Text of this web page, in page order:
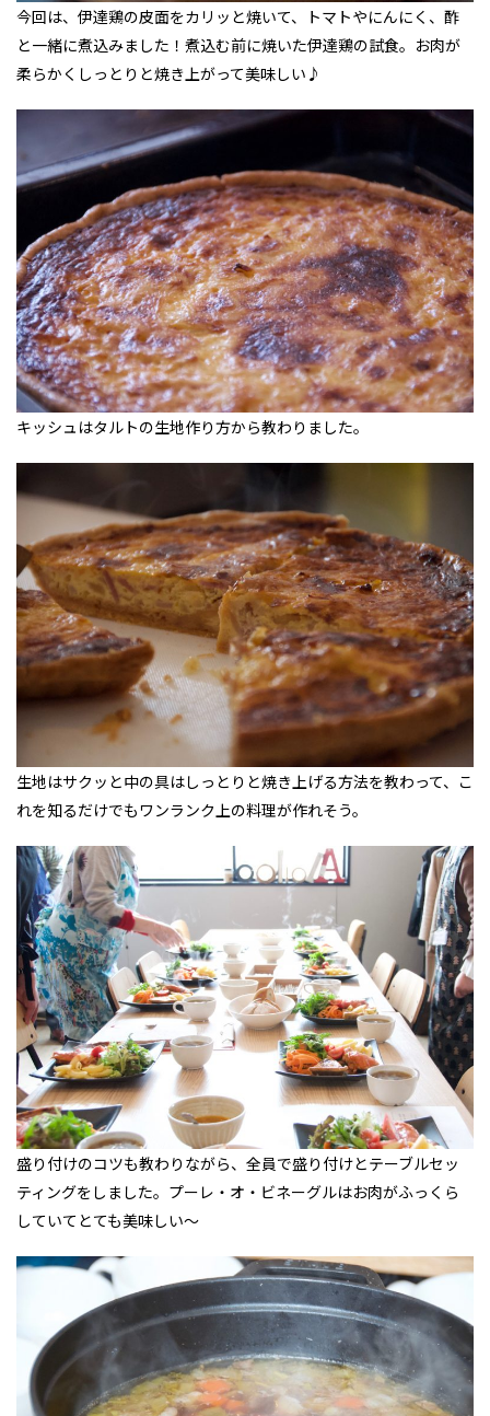
今回は、伊達鶏の皮面をカリッと焼いて、トマトやにんにく、酢
と一緒に煮込みました！煮込む前に焼いた伊達鶏の試食。お肉が
柔らかくしっとりと焼き上がって美味しい♪
キッシュはタルトの生地作り方から教わりました。
生地はサクッと中の具はしっとりと焼き上げる方法を教わって、こ
れを知るだけでもワンランク上の料理が作れそう。
盛り付けのコツも教わりながら、全員で盛り付けとテーブルセッ
ティングをしました。プーレ・オ・ビネーグルはお肉がふっくら
していてとても美味しい～